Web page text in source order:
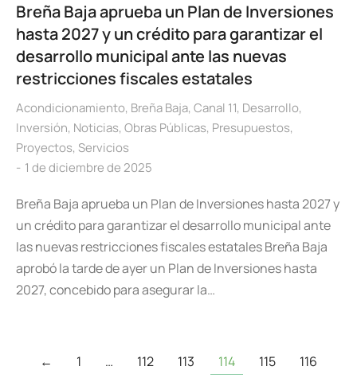
Breña Baja aprueba un Plan de Inversiones
hasta 2027 y un crédito para garantizar el
desarrollo municipal ante las nuevas
restricciones fiscales estatales
Acondicionamiento, Breña Baja, Canal 11, Desarrollo,
Inversión, Noticias, Obras Públicas, Presupuestos,
Proyectos, Servicios
1 de diciembre de 2025
Breña Baja aprueba un Plan de Inversiones hasta 2027 y
un crédito para garantizar el desarrollo municipal ante
las nuevas restricciones fiscales estatales Breña Baja
aprobó la tarde de ayer un Plan de Inversiones hasta
2027, concebido para asegurar la…
← 1 … 112 113 114 115
116